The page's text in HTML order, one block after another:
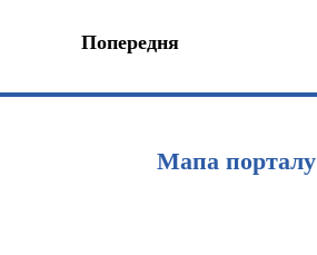
Попередня
Мапа порталу